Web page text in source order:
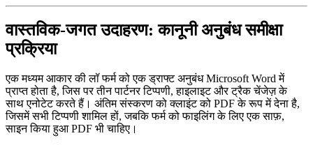
वास्तविक‑जगत उदाहरण: कानूनी अनुबंध समीक्षा
प्रक्रिया
एक मध्यम आकार की लॉ फर्म को एक ड्राफ्ट अनुबंध Microsoft Word में
प्राप्त होता है, जिस पर तीन पार्टनर टिप्पणी, हाइलाइट और ट्रैक चेंजेज़ के
साथ एनोटेट करते हैं। अंतिम संस्करण को क्लाइंट को PDF के रूप में देना है,
जिसमें सभी टिप्पणी शामिल हों, जबकि फर्म को फाइलिंग के लिए एक साफ़,
साइन किया हुआ PDF भी चाहिए।